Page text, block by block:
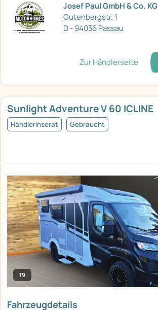
Josef Paul GmbH & Co. KG
Gutenbergstr. 1
D - 94036 Passau
Zur Händlerseite
Sunlight Adventure V 60 ICLINE
Händlerinserat Gebraucht
19
Fahrzeugdetails